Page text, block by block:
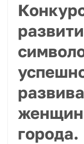
города.